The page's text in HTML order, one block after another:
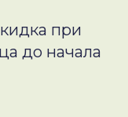
при
до начала